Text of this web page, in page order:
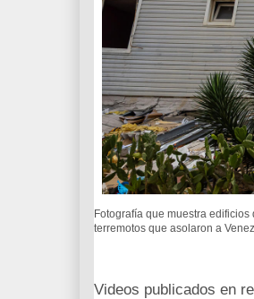
Fotografía que muestra
terremotos que asolaron a
Videos publicados en